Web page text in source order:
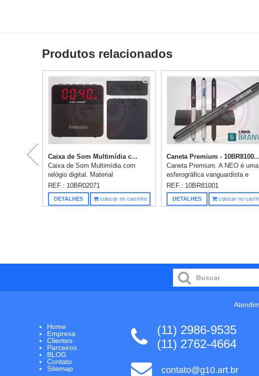
Produtos relacionados
Caixa de Som Multimídia c...
Caixa de Som Multimídia com
relógio digital. Material
emborrachado com display
superior frontal, tela de proteção
dos falantes em tecido, parte
REF.: 10BR02071
DETALHES colocar no carrinho
Caneta Premium - 10BR8100...
Caneta Premium. A NEO é uma
esferográfica vanguardista e
ergonômica em alumínio, com
mecanismo twist, que foi
concebida a pensar nos
REF.: 10BR81001
DETALHES colocar no
Home
Empresa
Clientes
Parceiros
BLOG
Contato
Sitemap
(11) 2986-9535
(11) 2762-4664
contato@g10.art.br